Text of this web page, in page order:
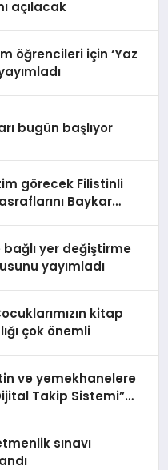
açılacak
öğrencileri için ‘Yaz
bugün başlıyor
görecek Filistinli
Baykar
bağlı yer değiştirme
yayımladı
kitap
çok önemli
ve yemekhanelere
Takip Sistemi”
sınavı